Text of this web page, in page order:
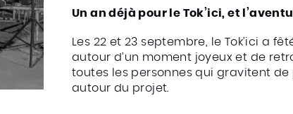
Un an déjà pour le Tok’ici, et
Les 22 et 23 septembre, le Tok’ici a
autour d’un moment joyeux et de
toutes les personnes qui gravitent de
autour du projet.